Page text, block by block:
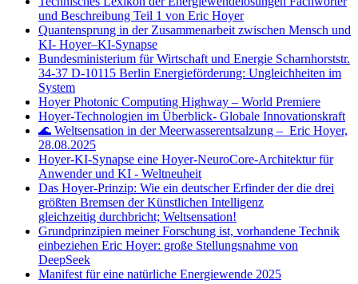
und Beschreibung Teil 1 von Eric Hoyer
Quantensprung in der Zusammenarbeit zwischen Mensch und
KI- Hoyer–KI-Synapse
Bundesministerium für Wirtschaft und Energie Scharnhorststr.
34-37 D-10115 Berlin Energieförderung: Ungleichheiten im
System
Hoyer Photonic Computing Highway – World Premiere
Hoyer-Technologien im Überblick- Globale Innovationskraft
🌊 Weltsensation in der Meerwasserentsalzung – Eric Hoyer,
28.08.2025
Hoyer-KI-Synapse eine Hoyer-NeuroCore-Architektur für
Anwender und KI - Weltneuheit
Das Hoyer-Prinzip: Wie ein deutscher Erfinder der die drei
größten Bremsen der Künstlichen Intelligenz
gleichzeitig durchbricht; Weltsensation!
Grundprinzipien meiner Forschung ist, vorhandene Technik
einbeziehen Eric Hoyer: große Stellungsnahme von
DeepSeek
Manifest für eine natürliche Energiewende 2025